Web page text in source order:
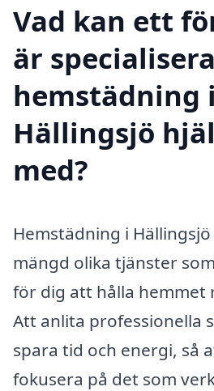
Vad kan ett
är
hemstädning i
Hällingsjö
med?
Hemstädning i
mängd olika tjänster
för dig att hålla hemmet
Att anlita professionella
spara tid och energi, så
fokusera på det som